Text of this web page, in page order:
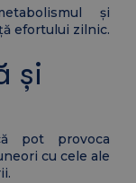
și
efortului zilnic.
și
pot provoca
cu cele ale